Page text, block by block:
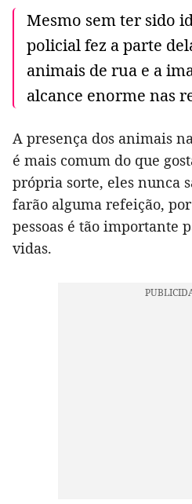
Mesmo sem ter sido
policial fez a parte
animais de rua e a
alcance enorme nas
A presença dos animais
é mais comum do que
própria sorte, eles nunca
farão alguma refeição,
pessoas é tão importante
vidas.